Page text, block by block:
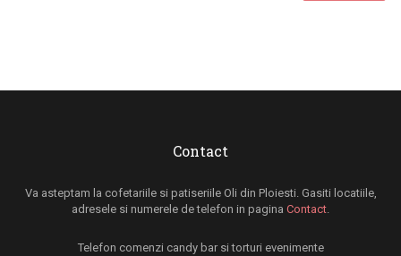
Contact
Va asteptam la cofetariile si patiseriile Oli din Ploiesti. Gasiti locatiile,
adresele si numerele de telefon in pagina Contact.
Telefon comenzi candy bar si torturi evenimente